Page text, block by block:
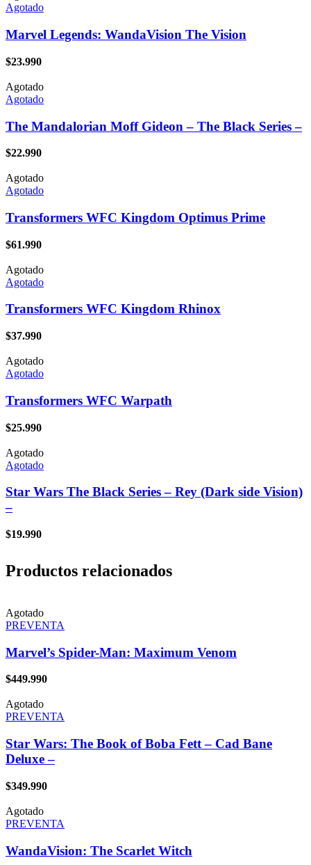
Agotado
Marvel Legends: WandaVision The Vision
$23.990
Agotado
Agotado
The Mandalorian Moff Gideon – The Black Series –
$22.990
Agotado
Agotado
Transformers WFC Kingdom Optimus Prime
$61.990
Agotado
Agotado
Transformers WFC Kingdom Rhinox
$37.990
Agotado
Agotado
Transformers WFC Warpath
$25.990
Agotado
Agotado
Star Wars The Black Series – Rey (Dark side Vision)
–
$19.990
Productos relacionados
Agotado
PREVENTA
Marvel’s Spider-Man: Maximum Venom
$449.990
Agotado
PREVENTA
Star Wars: The Book of Boba Fett – Cad Bane
Deluxe –
$349.990
Agotado
PREVENTA
WandaVision: The Scarlet Witch